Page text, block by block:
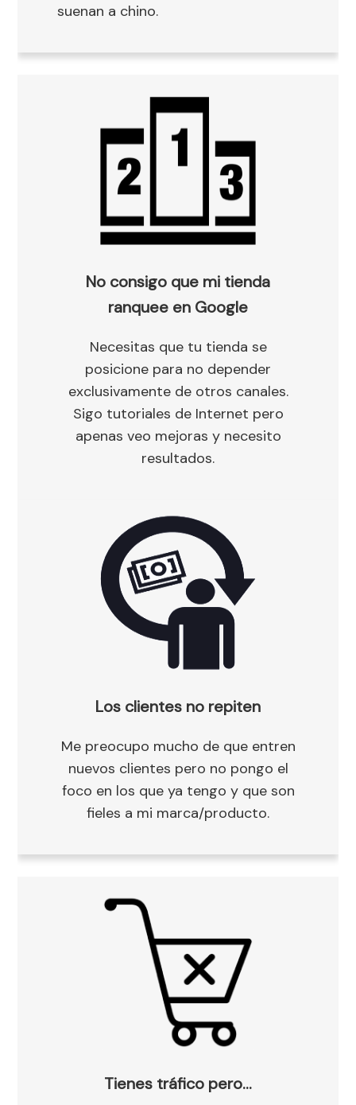
suenan a chino.
No consigo que mi tienda
ranquee en Google
Necesitas que tu tienda se
posicione para no depender
exclusivamente de otros canales.
Sigo tutoriales de Internet pero
apenas veo mejoras y necesito
resultados.
Los clientes no repiten
Me preocupo mucho de que entren
nuevos clientes pero no pongo el
foco en los que ya tengo y que son
fieles a mi marca/producto.
Tienes tráfico pero…